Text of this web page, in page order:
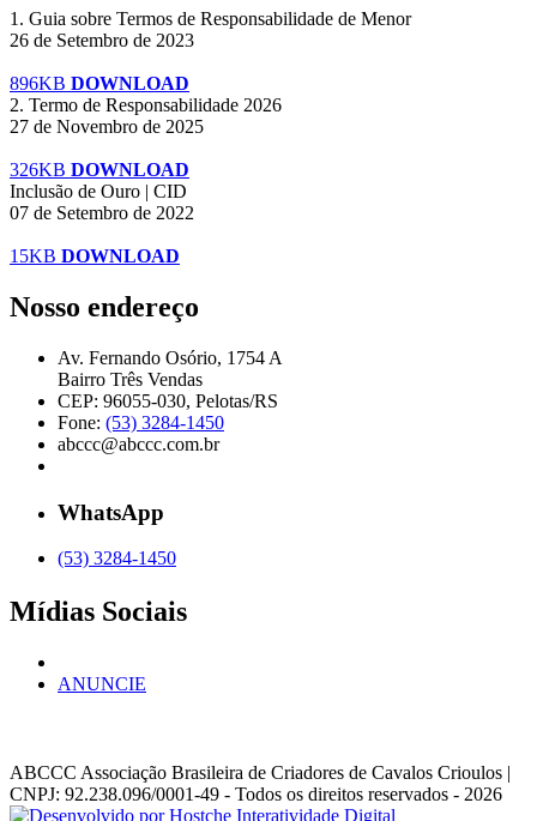
1. Guia sobre Termos de Responsabilidade de Menor
26 de Setembro de 2023
896KB DOWNLOAD
2. Termo de Responsabilidade 2026
27 de Novembro de 2025
326KB DOWNLOAD
Inclusão de Ouro | CID
07 de Setembro de 2022
15KB DOWNLOAD
Nosso endereço
Av. Fernando Osório, 1754 A
Bairro Três Vendas
CEP: 96055-030, Pelotas/RS
Fone: (53) 3284-1450
abccc@abccc.com.br
WhatsApp
(53) 3284-1450
Mídias Sociais
ANUNCIE
ABCCC Associação Brasileira de Criadores de Cavalos Crioulos |
CNPJ: 92.238.096/0001-49 - Todos os direitos reservados - 2026